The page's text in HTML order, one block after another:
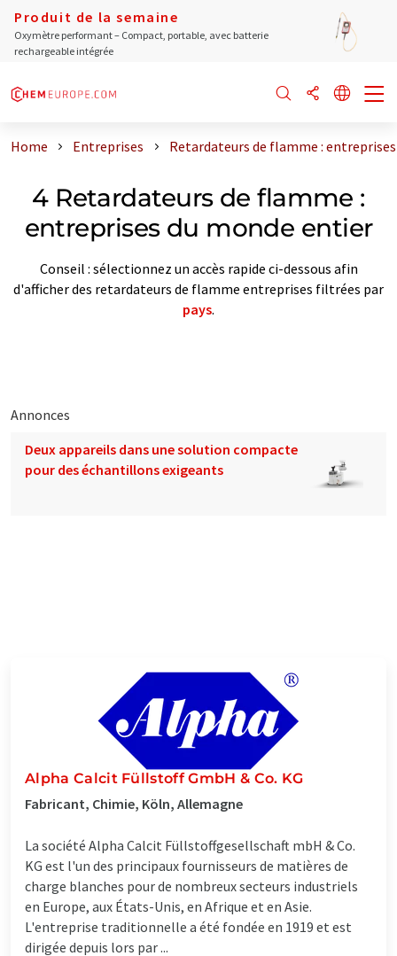
Produit de la semaine
Oxymètre performant – Compact, portable, avec batterie
rechargeable intégrée
Home Entreprises Retardateurs de flamme :
4 Retardateurs de flamme :
entreprises du monde entier
Conseil : sélectionnez un accès rapide ci-dessous afin
d'afficher des retardateurs de flamme entreprises filtrées par
pays.
Annonces
Deux appareils dans une solution compacte
pour des échantillons exigeants
Alpha Calcit Füllstoff GmbH & Co. KG
Fabricant, Chimie, Köln, Allemagne
La société Alpha Calcit Füllstoffgesellschaft mbH & Co.
KG est l'un des principaux fournisseurs de matières de
charge blanches pour de nombreux secteurs industriels
en Europe, aux États-Unis, en Afrique et en Asie.
L'entreprise traditionnelle a été fondée en 1919 et est
dirigée depuis lors par ...